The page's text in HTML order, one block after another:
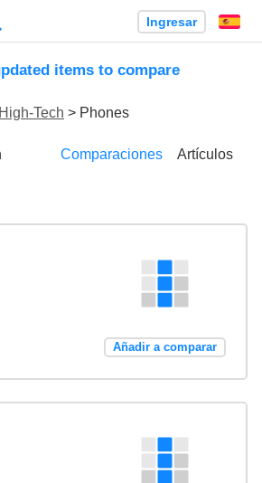
Ingresar
items to compare
High-Tech > Phones
Comparaciones Artículos
Añadir a comparar